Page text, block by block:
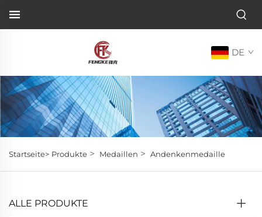
DE
Startseite> Produkte > Medaillen > Andenkenmedaille
ALLE PRODUKTE